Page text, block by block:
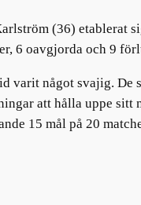
(36) etablerat
6 oavgjorda och 9
varit något svajig.
att hålla uppe sitt
15 mål på 20